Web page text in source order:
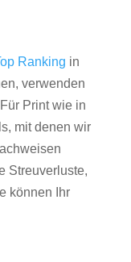
Ranking in
verwenden
Print wie in
mit denen wir
Streuverluste,
können Ihr